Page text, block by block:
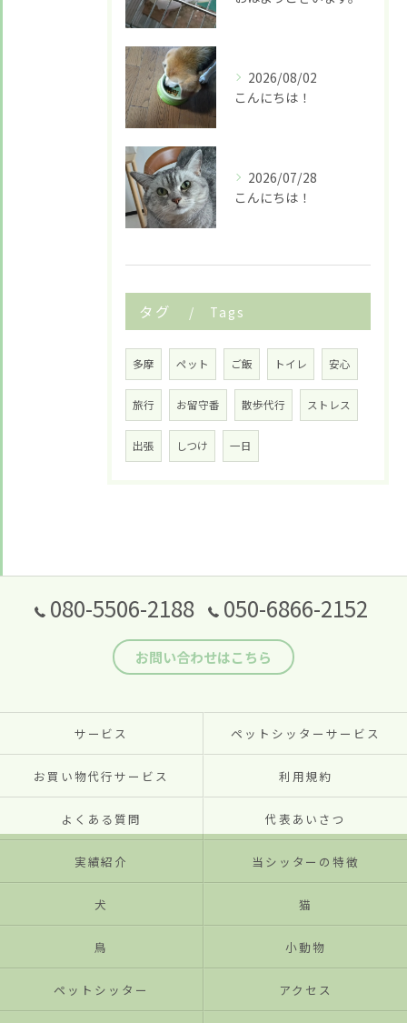
2026/08/02
こんにちは！
2026/07/28
こんにちは！
タグ Tags
多摩 ペット ご飯 トイレ 安心
旅行 お留守番 散歩代行 ストレス
出張 しつけ 一日
080-5506-2188 050-6866-2152
お問い合わせはこちら
サービス ペットシッターサービス
お買い物代行サービス 利用規約
よくある質問 代表あいさつ
実績紹介 当シッターの特徴
犬 猫
鳥 小動物
ペットシッター アクセス
お悩みですか？ LINEでお気軽に質問してください！
LINE友だち追加はこちら